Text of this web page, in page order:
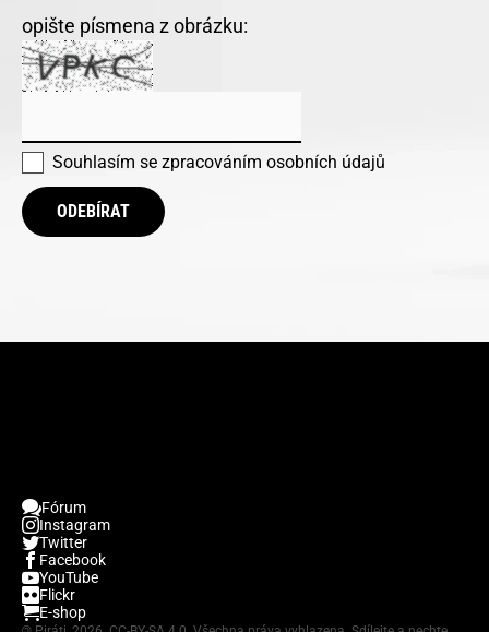
opište písmena z obrázku:
Souhlasím se zpracováním osobních údajů
ODEBÍRAT
Fórum
Instagram
Twitter
Facebook
YouTube
Flickr
E-shop